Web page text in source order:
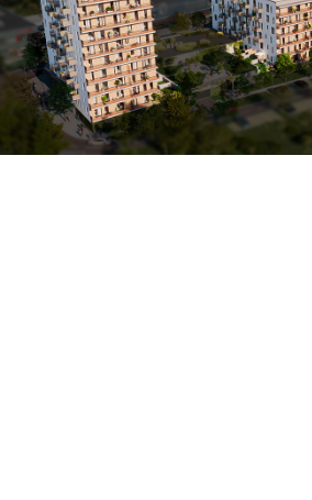
Postup koupě a financování
LOKALITA
CENÍK
Byty